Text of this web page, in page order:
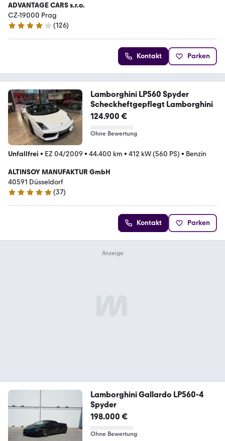
ADVANTAGE CARS s.r.o.
CZ-19000 Prag
3.8 Sterne
(126)
Kontakt Parken
Lamborghini LP560 Spyder
Scheckheftgepflegt Lamborghini
124.900 €
Ohne Bewertung
Unfallfrei • EZ 04/2009 • 44.400 km • 412 kW (560 PS) • Benzin
ALTINSOY MANUFAKTUR GmbH
40591 Düsseldorf
4.9 Sterne
(37)
Kontakt Parken
Lamborghini Gallardo LP560-4
Spyder
198.000 €
Ohne Bewertung